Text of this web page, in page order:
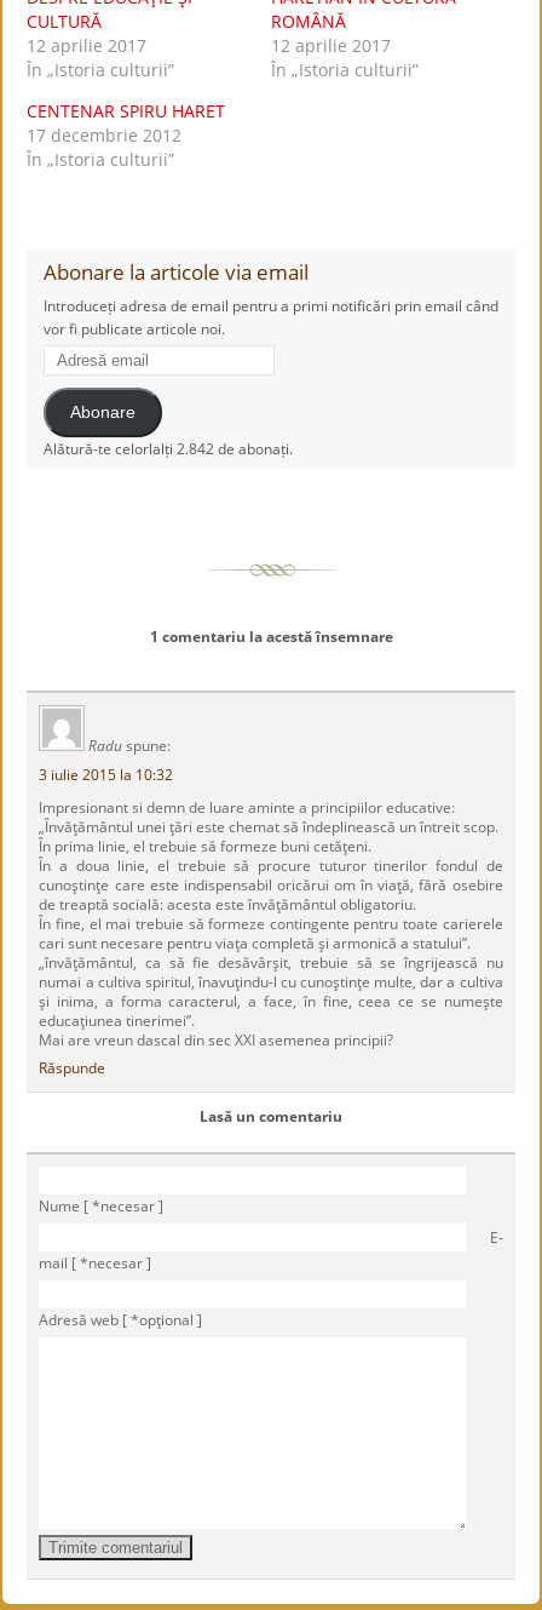
CULTURĂ
12 aprilie 2017
În „Istoria culturii”
ROMÂNĂ
12 aprilie 2017
În „Istoria culturii”
CENTENAR SPIRU HARET
17 decembrie 2012
În „Istoria culturii”
Abonare la articole via email
Introduceți adresa de email pentru a primi notificări prin email când
vor fi publicate articole noi.
Adresă
email
Abonare
Alătură-te celorlalți 2.842 de abonați.
1 comentariu la acestă însemnare
Radu spune:
3 iulie 2015 la 10:32
Impresionant si demn de luare aminte a principiilor educative:
„Învăţământul unei ţări este chemat să îndeplinească un întreit scop.
În prima linie, el trebuie să formeze buni cetăţeni.
În a doua linie, el trebuie să procure tuturor tinerilor fondul de
cunoştinţe care este indispensabil oricărui om în viaţă, fără osebire
de treaptă socială: acesta este învăţământul obligatoriu.
În fine, el mai trebuie să formeze contingente pentru toate carierele
cari sunt necesare pentru viaţa completă şi armonică a statului”.
„învăţământul, ca să fie desăvârşit, trebuie să se îngrijească nu
numai a cultiva spiritul, înavuţindu-l cu cunoştinţe multe, dar a cultiva
şi inima, a forma caracterul, a face, în fine, ceea ce se numeşte
educaţiunea tinerimei”.
Mai are vreun dascal din sec XXI asemenea principii?
Răspunde
Lasă un comentariu
Nume [ *necesar ]
E-
mail [ *necesar ]
Adresă web [ *opţional ]